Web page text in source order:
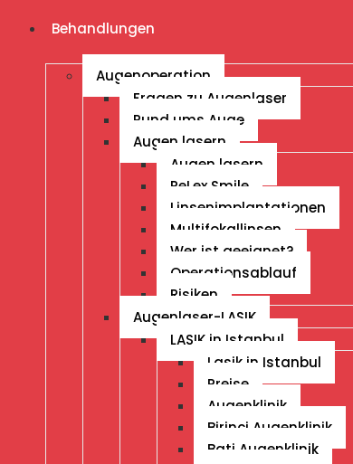
Behandlungen
Augenoperation
Fragen zu Augenlaser
Rund ums Auge
Augen lasern
Augen lasern
ReLex Smile
Linsenimplantationen
Multifokallinsen
Wer ist geeignet?
Operationsablauf
Risiken
Augenlaser-LASIK
LASIK in Istanbul
Lasik in Istanbul
Preise
Augenklinik
Birinci Augenklinik
Bati Augenklinik